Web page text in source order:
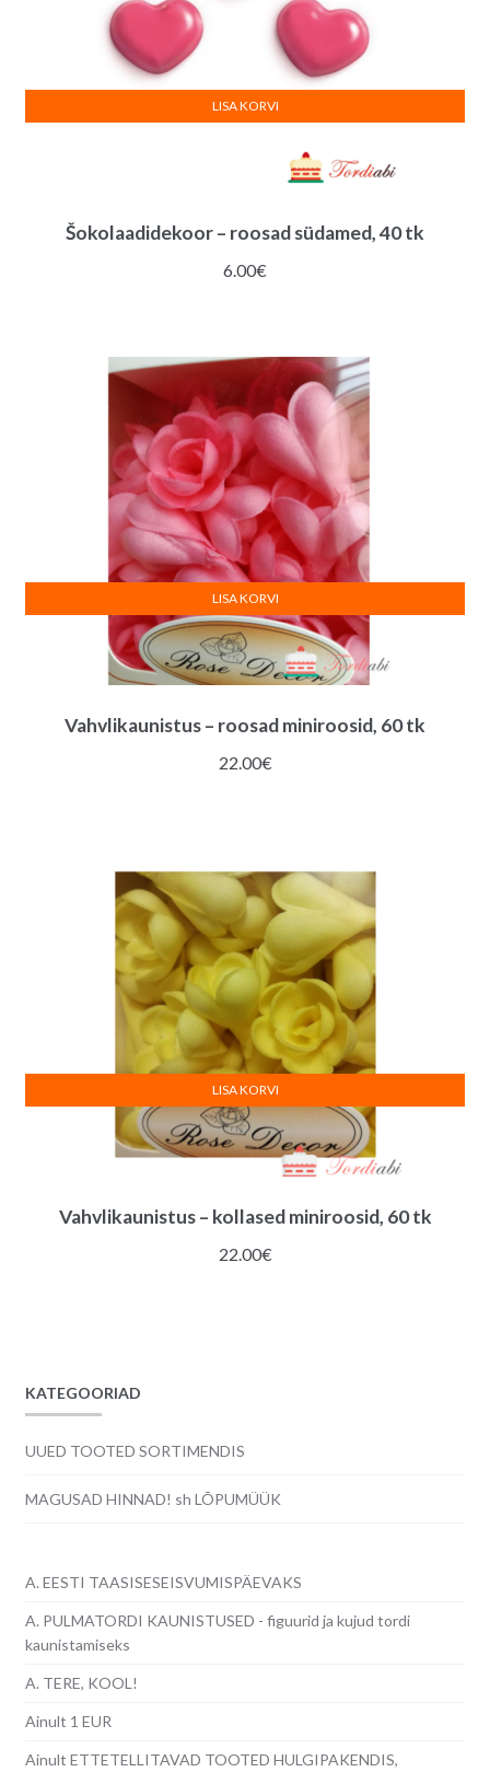
Šokolaadidekoor – roosad südamed, 40 tk
6.00€
LISA KORVI
Vahvlikaunistus – roosad miniroosid, 60 tk
22.00€
LISA KORVI
Vahvlikaunistus – kollased miniroosid, 60 tk
22.00€
LISA KORVI
KATEGOORIAD
UUED TOOTED SORTIMENDIS
MAGUSAD HINNAD! sh LÕPUMÜÜK
A. EESTI TAASISESEISVUMISPÄEVAKS
A. PULMATORDI KAUNISTUSED - figuurid ja kujud tordi
kaunistamiseks
A. TERE, KOOL!
Ainult 1 EUR
Ainult ETTETELLITAVAD TOOTED HULGIPAKENDIS,